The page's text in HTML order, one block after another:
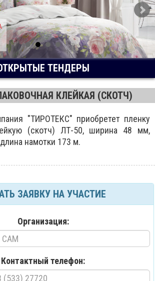
ТЕНДЕРЫ
КЛЕЙКАЯ (СКОТЧ)
"ТИРОТЕКС" приобретет пленку
(скотч) ЛТ-50, ширина 48 мм,
намотки 173 м.
ЗАЯВКУ НА УЧАСТИЕ
Организация:
Контактный телефон: